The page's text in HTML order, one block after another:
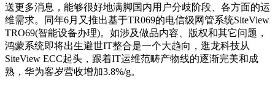
送更多消息，能够很好地满脚国内用户分歧阶段、各方面的运
维需求。同年6月又推出基于TR069的电信级网管系统SiteView
TRO69(智能设备办理)。如涉及做品内容、版权和其它问题，
鸿蒙系统即将出生避世IT整合是一个大趋向，逛龙科技从
SiteView ECC起头，跟着IT运维范畴产物线的逐渐完美和成
熟，华为客岁营收增加3.8%/g。